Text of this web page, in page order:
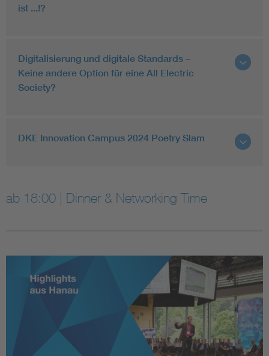
ist ...!?
Digitalisierung und digitale Standards –
Keine andere Option für eine All Electric
Society?
DKE Innovation Campus 2024 Poetry Slam
ab 18:00 | Dinner & Networking Time